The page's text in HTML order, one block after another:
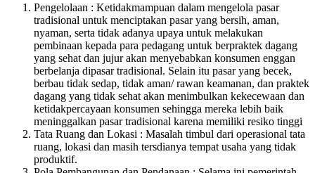
Pengelolaan : Ketidakmampuan dalam mengelola pasar
tradisional untuk menciptakan pasar yang bersih, aman,
nyaman, serta tidak adanya upaya untuk melakukan
pembinaan kepada para pedagang untuk berpraktek dagang
yang sehat dan jujur akan menyebabkan konsumen enggan
berbelanja dipasar tradisional. Selain itu pasar yang becek,
berbau tidak sedap, tidak aman/ rawan keamanan, dan praktek
dagang yang tidak sehat akan menimbulkan kekecewaan dan
ketidakpercayaan konsumen sehingga mereka lebih baik
meninggalkan pasar tradisional karena memiliki resiko tinggi
Tata Ruang dan Lokasi : Masalah timbul dari operasional tata
ruang, lokasi dan masih tersdianya tempat usaha yang tidak
produktif.